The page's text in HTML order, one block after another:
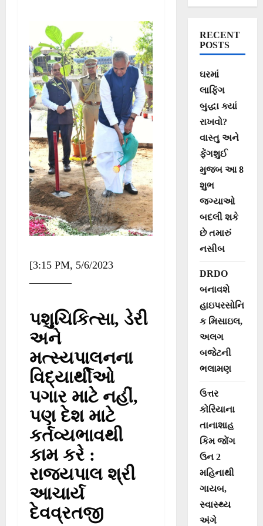
[3:15 PM, 5/6/2023
————
પશુચિકિત્સા, ડેરી
અને
મત્સ્યપાલનના
વિદ્યાર્થીઓ
પગાર માટે નહીં,
પણ દેશ માટે
કર્તવ્યભાવથી
કામ કરે :
રાજ્યપાલ શ્રી
આચાર્ય
દેવવ્રતજી
RECENT
POSTS
ઘરમાં
લાફિંગ
બુદ્ધા ક્યાં
રાખવો?
વાસ્તુ અને
ફેંગશુઈ
મુજબ આ 8
શુભ
જગ્યાઓ
બદલી શકે
છે તમારું
નસીબ
DRDO
બનાવશે
હાઇપરસોનિ
ક મિસાઇલ,
અલગ
બજેટની
ભલામણ
ઉત્તર
કોરિયાના
તાનાશાહ
કિમ જોંગ
ઉન 2
મહિનાથી
ગાયબ,
સ્વાસ્થ્ય
અંગે